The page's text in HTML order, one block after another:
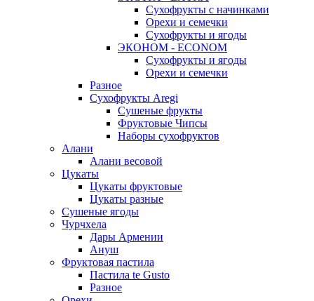
Сухофрукты с начинками
Орехи и семечки
Сухофрукты и ягоды
ЭКОНОМ - ECONOM
Сухофрукты и ягоды
Орехи и семечки
Разное
Сухофрукты Aregi
Сушеные фрукты
Фруктовые Чипсы
Наборы сухофруктов
Алани
Алани весовой
Цукаты
Цукаты фруктовые
Цукаты разные
Сушеные ягоды
Чурчхела
Дары Армении
Ануш
Фруктовая пастила
Пастила te Gusto
Разное